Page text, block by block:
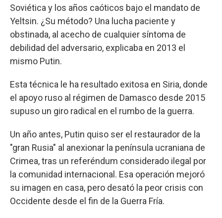
Soviética y los años caóticos bajo el mandato de
Yeltsin. ¿Su método? Una lucha paciente y
obstinada, al acecho de cualquier síntoma de
debilidad del adversario, explicaba en 2013 el
mismo Putin.
Esta técnica le ha resultado exitosa en Siria, donde
el apoyo ruso al régimen de Damasco desde 2015
supuso un giro radical en el rumbo de la guerra.
Un año antes, Putin quiso ser el restaurador de la
"gran Rusia" al anexionar la península ucraniana de
Crimea, tras un referéndum considerado ilegal por
la comunidad internacional. Esa operación mejoró
su imagen en casa, pero desató la peor crisis con
Occidente desde el fin de la Guerra Fría.